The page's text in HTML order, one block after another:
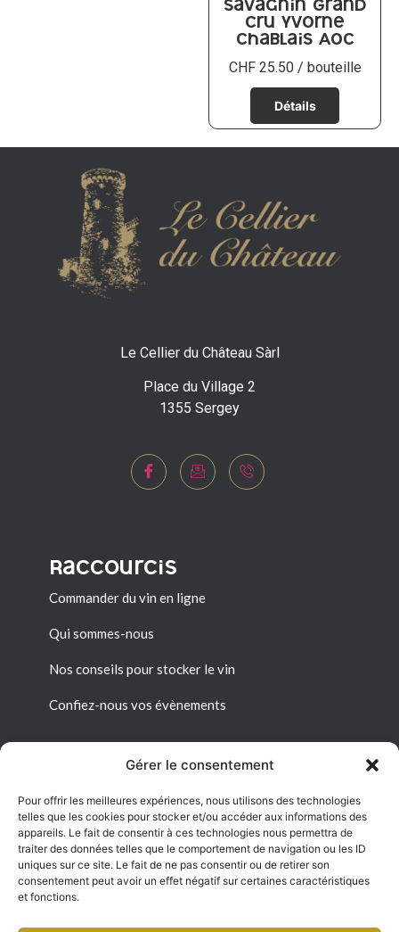
Gérer le consentement
Pour offrir les meilleures expériences, nous utilisons des technologies
telles que les cookies pour stocker et/ou accéder aux informations des
appareils. Le fait de consentir à ces technologies nous permettra de
traiter des données telles que le comportement de navigation ou les ID
uniques sur ce site. Le fait de ne pas consentir ou de retirer son
consentement peut avoir un effet négatif sur certaines caractéristiques
et fonctions.
Savagnin Grand
Cru Yvorne
Chablais AOC
CHF25.50 / bouteille
Le Cellier du Château Sàrl
Place du Village 2
1355 Sergey
Raccourcis
Commander du vin en ligne
Qui sommes-nous
Nos conseils pour stocker le vin
Confiez-nous vos évènements
Liens utiles
Mon espace personnel
Conditions générales de vente